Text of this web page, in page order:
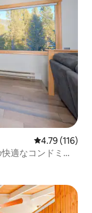
レビュー116
4.79 (116)
適なコンドミニ